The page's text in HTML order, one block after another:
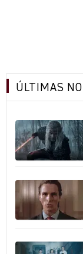
ÚLTIMAS